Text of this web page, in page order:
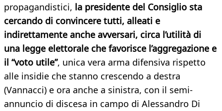
propagandistici, la presidente del Consiglio sta
cercando di convincere tutti, alleati e
indirettamente anche avversari, circa l’utilità di
una legge elettorale che favorisce l’aggregazione e
il “voto utile”, unica vera arma difensiva rispetto
alle insidie che stanno crescendo a destra
(Vannacci) e ora anche a sinistra, con il semi-
annuncio di discesa in campo di Alessandro Di